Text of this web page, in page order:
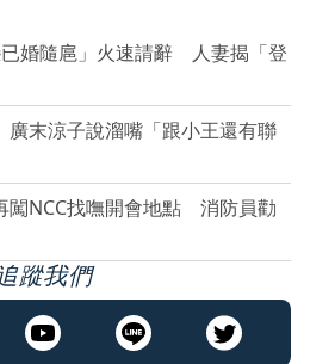
婚隨扈」火速請辭 人妻揭「登
末涼子說溜嘴「跟小王還有聯
闖NCC找嘸開會地點 消防員勸
蹤我們